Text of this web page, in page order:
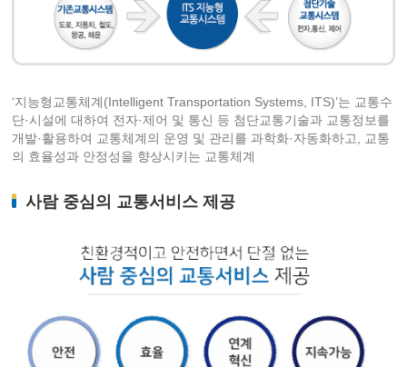
‘지능형교통체계(Intelligent Transportation Systems, ITS)’는 교통수
단·시설에 대하여 전자·제어 및 통신 등 첨단교통기술과 교통정보를
개발·활용하여 교통체계의 운영 및 관리를 과학화·자동화하고, 교통
의 효율성과 안정성을 향상시키는 교통체계
사람 중심의 교통서비스 제공